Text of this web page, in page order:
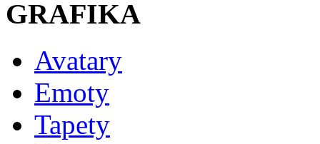
GRAFIKA
Avatary
Emoty
Tapety